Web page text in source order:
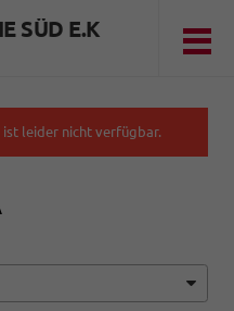
SÜD E.K
ist leider nicht verfügbar.